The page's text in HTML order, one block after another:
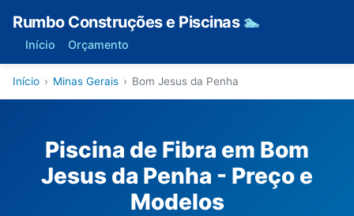
Rumbo Construções e Piscinas 🏊
Início Orçamento
Início › Minas Gerais › Bom Jesus da Penha
Piscina de Fibra em Bom
Jesus da Penha - Preço e
Modelos